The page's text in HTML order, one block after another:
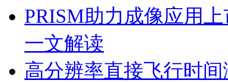
PRISM助力成像应用
一文解读
高分辨率直接飞行时